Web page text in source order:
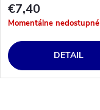
€7,40
Momentálne nedostupné
DETAIL